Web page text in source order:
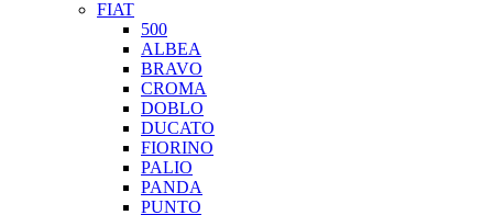
FIAT
500
ALBEA
BRAVO
CROMA
DOBLO
DUCATO
FIORINO
PALIO
PANDA
PUNTO